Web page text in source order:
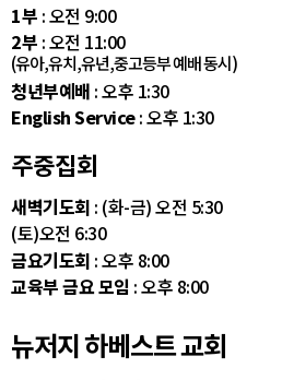
1부 : 오전 9:00
2부 : 오전 11:00
(유아,유치,유년,중고등부 예배 동시)
청년부예배 : 오후 1:30
English Service: 오후 1:30
주중집회
새벽기도회 : (화-금) 오전 5:30
(토)오전 6:30
금요기도회 : 오후 8:00
교육부 금요 모임 : 오후 8:00
뉴저지 하베스트 교회